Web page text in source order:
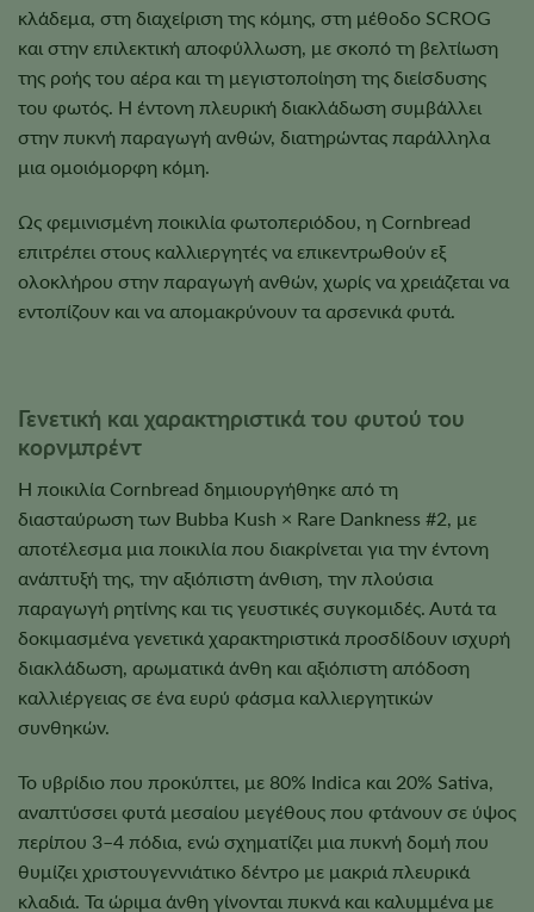
κλάδεμα, στη διαχείριση της κόμης, στη μέθοδο SCROG
και στην επιλεκτική αποφύλλωση, με σκοπό τη βελτίωση
της ροής του αέρα και τη μεγιστοποίηση της διείσδυσης
του φωτός. Η έντονη πλευρική διακλάδωση συμβάλλει
στην πυκνή παραγωγή ανθών, διατηρώντας παράλληλα
μια ομοιόμορφη κόμη.
Ως φεμινισμένη ποικιλία φωτοπεριόδου, η Cornbread
επιτρέπει στους καλλιεργητές να επικεντρωθούν εξ
ολοκλήρου στην παραγωγή ανθών, χωρίς να χρειάζεται να
εντοπίζουν και να απομακρύνουν τα αρσενικά φυτά.
Γενετική και χαρακτηριστικά του φυτού του
κορνμπρέντ
Η ποικιλία Cornbread δημιουργήθηκε από τη
διασταύρωση των Bubba Kush × Rare Dankness #2, με
αποτέλεσμα μια ποικιλία που διακρίνεται για την έντονη
ανάπτυξή της, την αξιόπιστη άνθιση, την πλούσια
παραγωγή ρητίνης και τις γευστικές συγκομιδές. Αυτά τα
δοκιμασμένα γενετικά χαρακτηριστικά προσδίδουν ισχυρή
διακλάδωση, αρωματικά άνθη και αξιόπιστη απόδοση
καλλιέργειας σε ένα ευρύ φάσμα καλλιεργητικών
συνθηκών.
Το υβρίδιο που προκύπτει, με 80% Indica και 20% Sativa,
αναπτύσσει φυτά μεσαίου μεγέθους που φτάνουν σε ύψος
περίπου 3–4 πόδια, ενώ σχηματίζει μια πυκνή δομή που
θυμίζει χριστουγεννιάτικο δέντρο με μακριά πλευρικά
κλαδιά. Τα ώριμα άνθη γίνονται πυκνά και καλυμμένα με